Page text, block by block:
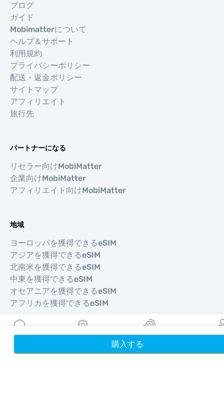
購入する
ブログ
ガイド
Mobimatterについて
ヘルプ＆サポート
利用規約
プライバシーポリシー
配送・返金ポリシー
サイトマップ
アフィリエイト
旅行先
パートナーになる
リセラー向けMobiMatter
企業向けMobiMatter
アフィリエイト向けMobiMatter
地域
ヨーロッパを獲得できるeSIM
アジアを獲得できるeSIM
北南米を獲得できるeSIM
中東を獲得できるeSIM
オセアニアを獲得できるeSIM
アフリカを獲得できるeSIM
国
米国を獲得できるeSIM
リワード